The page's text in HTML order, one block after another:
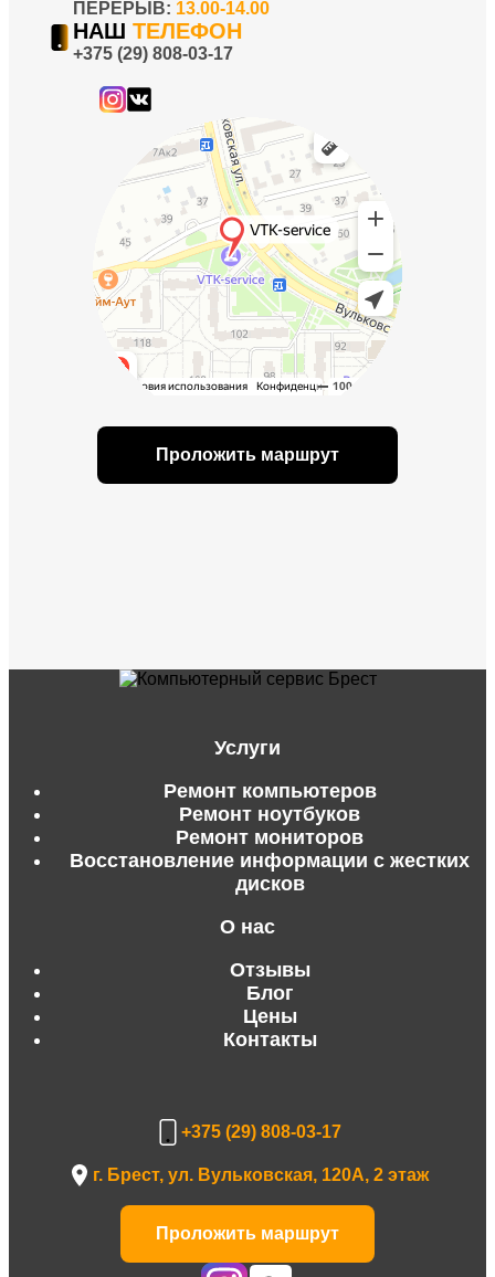
ПЕРЕРЫВ: 13.00-14.00
НАШ ТЕЛЕФОН
+375 (29) 808-03-17
Проложить маршрут
Услуги
Ремонт компьютеров
Ремонт ноутбуков
Ремонт мониторов
Восстановление информации с жестких
дисков
О нас
Отзывы
Блог
Цены
Контакты
+375 (29) 808-03-17
г. Брест, ул. Вульковская, 120А, 2 этаж
Проложить маршрут